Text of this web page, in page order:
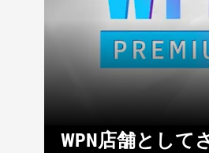
WPN店舗として